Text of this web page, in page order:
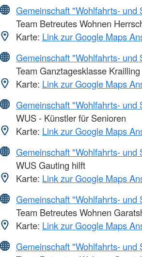
Gemeinschaft "Wohlfahrts- und
Team Betreutes Wohnen
Karte: Link zur Google Maps
Gemeinschaft "Wohlfahrts- und
Team Ganztagesklasse Krailling
Karte: Link zur Google Maps
Gemeinschaft "Wohlfahrts- und
WUS - Künstler für Senioren
Karte: Link zur Google Maps
Gemeinschaft "Wohlfahrts- und
WUS Gauting hilft
Karte: Link zur Google Maps
Gemeinschaft "Wohlfahrts- und
Team Betreutes Wohnen
Karte: Link zur Google Maps
Gemeinschaft "Wohlfahrts- und